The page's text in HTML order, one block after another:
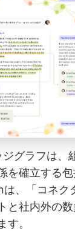
グラフは、
を確立する
、「コネク
と社内外の
す。